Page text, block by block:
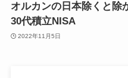
オルカンの日本除くと除
30代積立NISA
2022年11月5日